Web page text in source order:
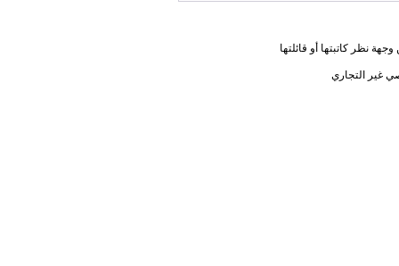
نظر كاتبتها أو قائلتها
غير التجاري